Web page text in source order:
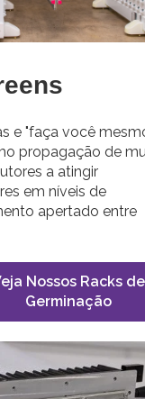
e "faça você
propagação de
a atingir
em níveis de
apertado entre
Nossos Racks de
Germinação